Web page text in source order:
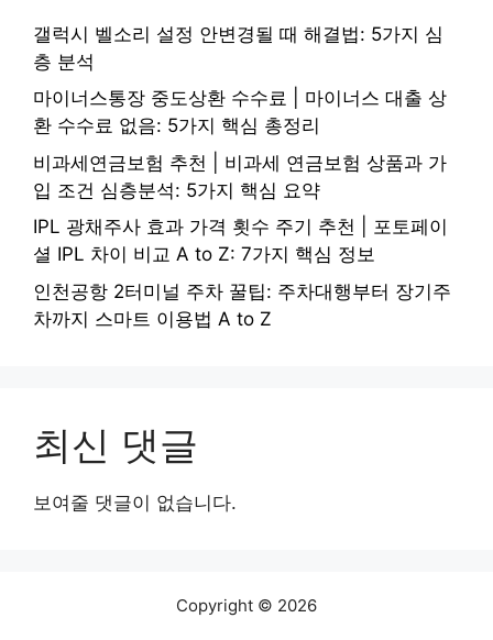
갤럭시 벨소리 설정 안변경될 때 해결법: 5가지 심
층 분석
마이너스통장 중도상환 수수료 | 마이너스 대출 상
환 수수료 없음: 5가지 핵심 총정리
비과세연금보험 추천 | 비과세 연금보험 상품과 가
입 조건 심층분석: 5가지 핵심 요약
IPL 광채주사 효과 가격 횟수 주기 추천 | 포토페이
셜 IPL 차이 비교 A to Z: 7가지 핵심 정보
인천공항 2터미널 주차 꿀팁: 주차대행부터 장기주
차까지 스마트 이용법 A to Z
최신 댓글
보여줄 댓글이 없습니다.
Copyright © 2026